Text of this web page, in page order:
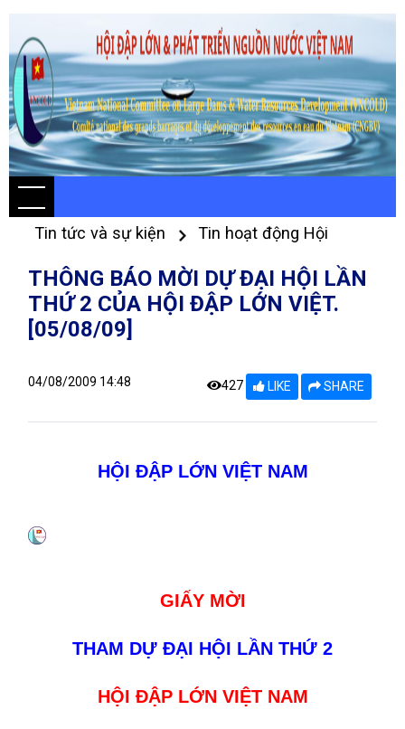
Tin tức và sự kiện Tin hoạt động Hội
THÔNG BÁO MỜI DỰ ĐẠI HỘI LẦN
THỨ 2 CỦA HỘI ĐẬP LỚN VIỆT.
[05/08/09]
04/08/2009 14:48 427 LIKE SHARE
HỘI ĐẬP LỚN VIỆT NAM
GIẤY MỜI
THAM DỰ ĐẠI HỘI LẦN THỨ 2
HỘI ĐẬP LỚN VIỆT NAM